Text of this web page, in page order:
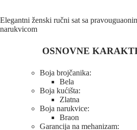
Elegantni ženski ručni sat sa
narukvicom
OSNOVNE
Boja brojčanika:
Bela
Boja kućišta:
Zlatna
Boja narukvice:
Braon
Garancija na mehanizam: